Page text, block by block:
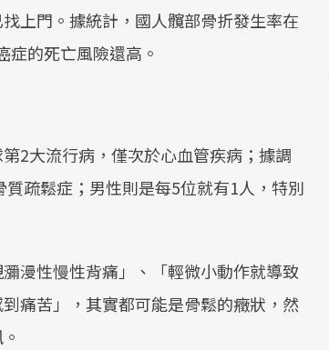
上門。據統計，國人髖部骨折發生率在
症的死亡風險還高。
2大流行病，僅次於心血管疾病；據調
疏鬆症；男性則是每5位就有1人，特別
漫性慢性背痛」、「輕微小動作就導致
痛苦」，其實都可能是骨鬆的癥狀，然
前往專題
前往專題
前往專題